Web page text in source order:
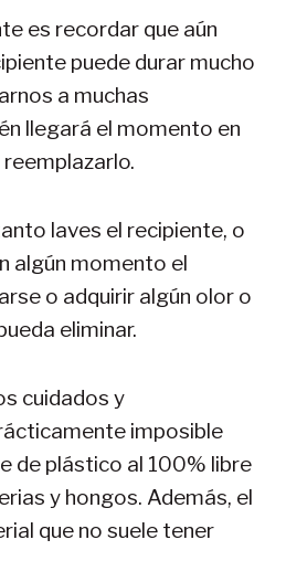
es recordar que aún
puede durar mucho
a muchas
llegará el momento en
laves el recipiente, o
algún momento el
o adquirir algún olor o
eliminar.
cuidados y
imposible
de plástico al 100% libre
y hongos. Además, el
que no suele tener